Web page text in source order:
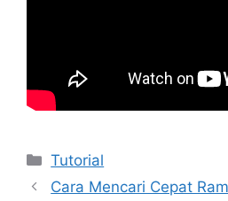
Kategori
Tutorial
Cara Mencari Cepat